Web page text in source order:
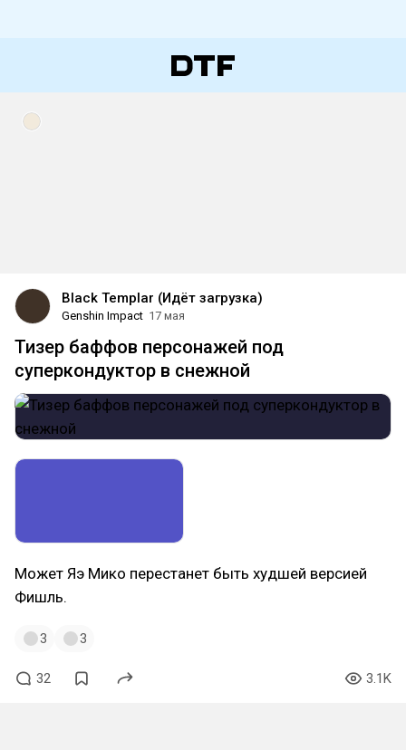
Black Templar (Идёт загрузка)
Genshin Impact 17 мая
Тизер баффов персонажей под
суперкондуктор в снежной
Может Яэ Мико перестанет быть худшей версией
Фишль.
3 3
32 3.1K